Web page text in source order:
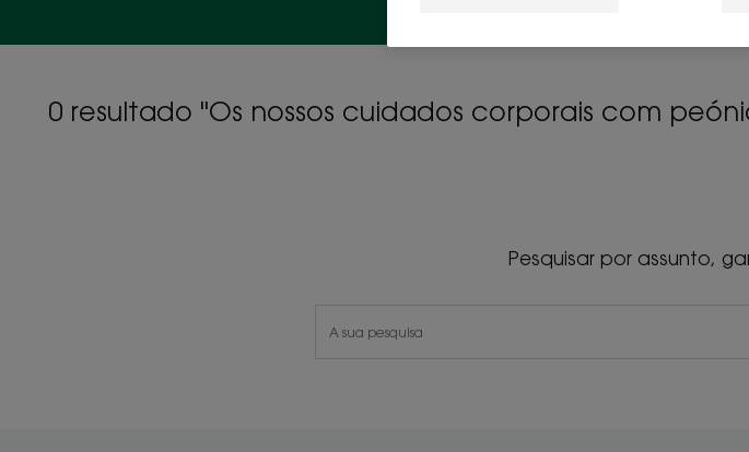
0 resultado "Os nossos cuidados corporais com
Pesquisar por assunto,